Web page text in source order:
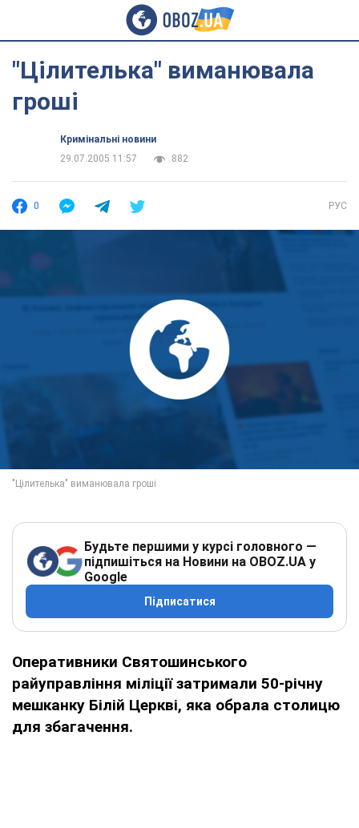
"Цілителька" виманювала
гроші
Кримінальні новини
29.07.2005 11:57
882
0 РУС
Будьте першими у курсі головного —
підпишіться на Новини на OBOZ.UA у
Google
Підписатися
Оперативники Святошинського
райуправління міліції затримали 50-річну
мешканку Білій Церкві, яка обрала столицю
для збагачення.